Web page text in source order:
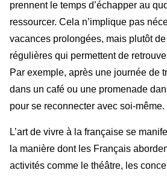
prennent le temps d’échapper au
ressourcer. Cela n’implique pas
vacances prolongées, mais plutôt
régulières qui permettent de
Par exemple, après une journée de
dans un café ou une promenade
pour se reconnecter avec soi-même.
L’art de vivre à la française se
la manière dont les Français
activités comme le théâtre, les